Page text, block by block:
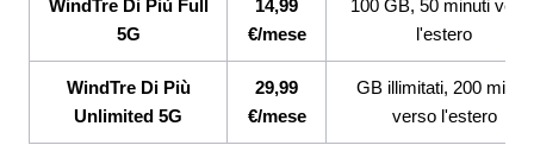
WindTre Di Più Full
5G
14,99
€/mese
100 GB, 50 minuti
l'estero
WindTre Di Più
Unlimited 5G
29,99
€/mese
GB illimitati, 200 minuti
verso l'estero